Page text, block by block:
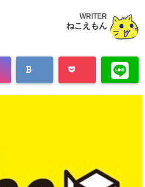
WRITER
ねこえもん